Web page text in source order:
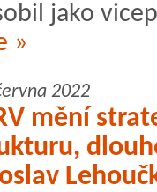
jako
»
2022
mění